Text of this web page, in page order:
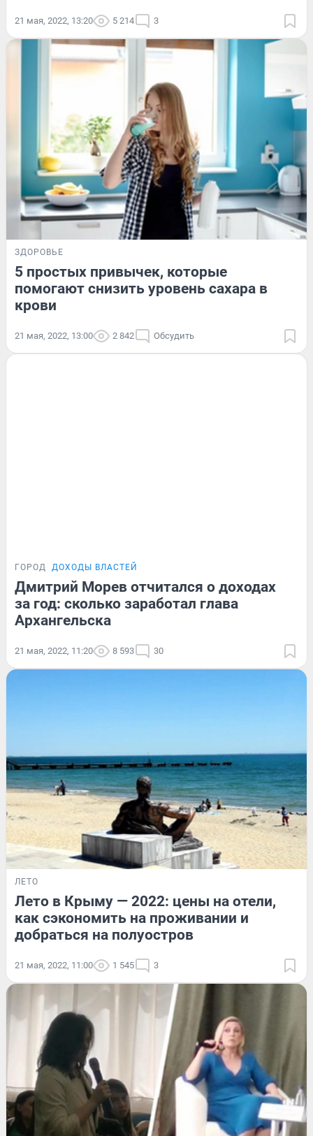
21 мая, 2022, 13:20 5 214 3
ЗДОРОВЬЕ
5 простых привычек, которые
помогают снизить уровень сахара в
крови
21 мая, 2022, 13:00 2 842 Обсудить
ГОРОД ДОХОДЫ ВЛАСТЕЙ
Дмитрий Морев отчитался о доходах
за год: сколько заработал глава
Архангельска
21 мая, 2022, 11:20 8 593 30
ЛЕТО
Лето в Крыму — 2022: цены на отели,
как сэкономить на проживании и
добраться на полуостров
21 мая, 2022, 11:00 1 545 3